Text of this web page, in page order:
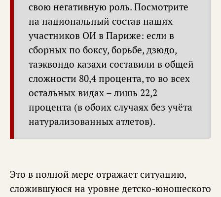
свою негативную роль. Посмотрите
на национальный состав наших
участников ОИ в Париже: если в
сборных по боксу, борьбе, дзюдо,
таэквондо казахи составили в общей
сложности 80,4 процента, то во всех
остальных видах – лишь 22,2
процента (в обоих случаях без учёта
натурализованных атлетов).
Это в полной мере отражает ситуацию,
сложившуюся на уровне детско-юношеского